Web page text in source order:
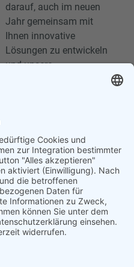
darauf, auch im neuen
Jahr gemeinsam mit
Ihnen innovative
Lösungen zu entwickeln
und unsere
Wachstum und
erfolgreicher Projekte!
NÄCHSTER
BM-Tech Group